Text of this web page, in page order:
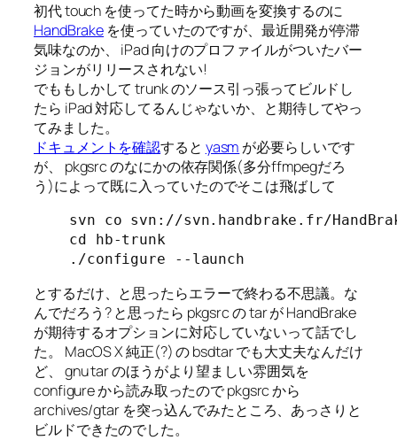
初代 touch を使ってた時から動画を変換するのに
HandBrake を使っていたのですが、最近開発が停滞
気味なのか、 iPad 向けのプロファイルがついたバー
ジョンがリリースされない!
でももしかして trunk のソース引っ張ってビルドし
たら iPad 対応してるんじゃないか、と期待してやっ
てみました。
ドキュメントを確認すると yasmが必要らしいです
が、 pkgsrc のなにかの依存関係(多分ffmpegだろ
う)によって既に入っていたのでそこは飛ばして
svn co svn://svn.handbrake.fr/
cd hb-trunk
./configure --launch
とするだけ、と思ったらエラーで終わる不思議。な
んでだろう? と思ったら pkgsrc の tar が HandBrake
が期待するオプションに対応していないって話でし
た。 MacOS X 純正(?) の bsdtar でも大丈夫なんだけ
ど、 gnu tar のほうがより望ましい雰囲気を
configure から読み取ったので pkgsrc から
archives/gtar を突っ込んでみたところ、あっさりと
ビルドできたのでした。